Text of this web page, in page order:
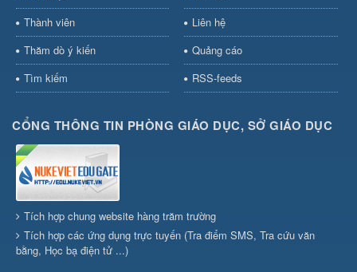
Thành viên
Liên hệ
Thăm dò ý kiến
Quảng cáo
Tìm kiếm
RSS-feeds
CỔNG THÔNG TIN PHÒNG GIÁO DỤC, SỞ GIÁO DỤC
Tích hợp chung website hàng trăm trường
Tích hợp các ứng dụng trực tuyến (Tra điểm SMS, Tra cứu văn
bằng, Học bạ điện tử ...)